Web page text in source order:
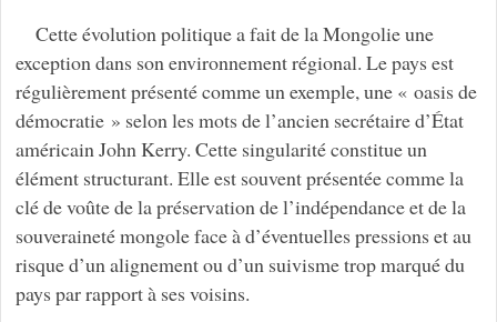
Cette évolution politique a fait de la Mongolie une
exception dans son environnement régional. Le pays est
régulièrement présenté comme un exemple, une « oasis de
démocratie » selon les mots de l’ancien secrétaire d’État
américain John Kerry. Cette singularité constitue un
élément structurant. Elle est souvent présentée comme la
clé de voûte de la préservation de l’indépendance et de la
souveraineté mongole face à d’éventuelles pressions et au
risque d’un alignement ou d’un suivisme trop marqué du
pays par rapport à ses voisins.